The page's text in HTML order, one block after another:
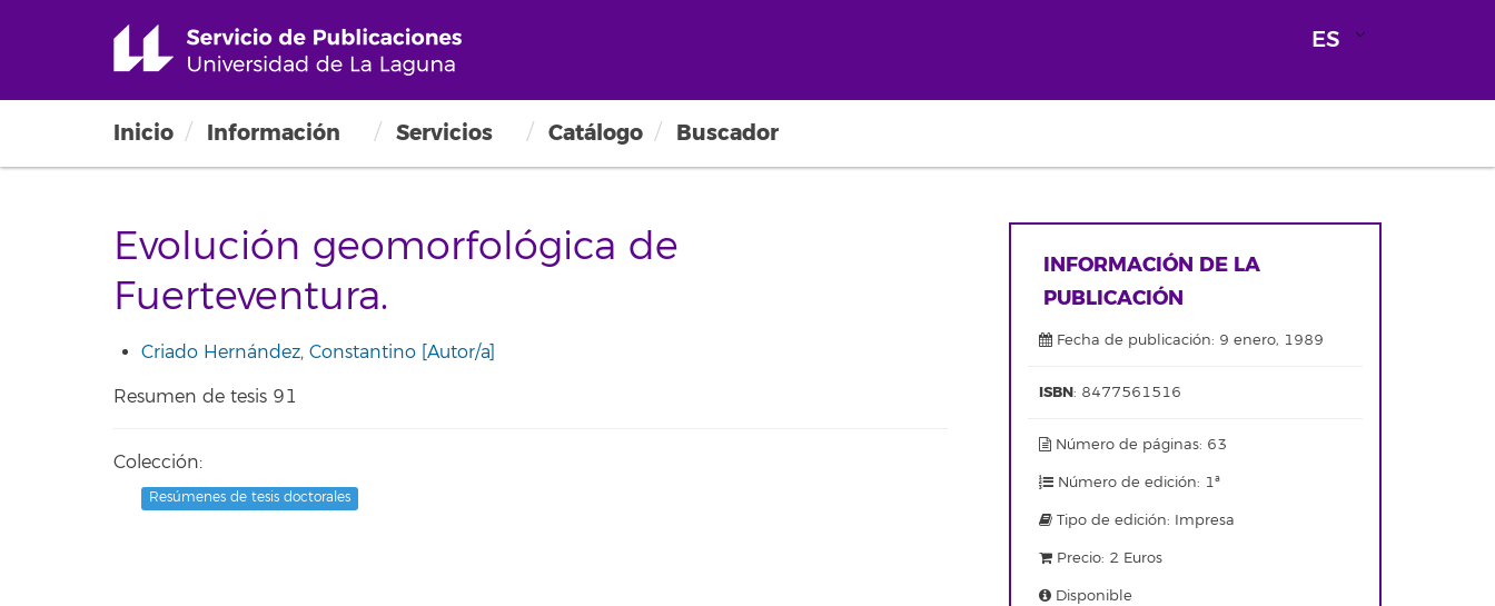
ES
Inicio Información Servicios Catálogo Buscador
Evolución geomorfológica de
Fuerteventura.
Criado Hernández, Constantino [Autor/a]
Resumen de tesis 91
Colección:
Resúmenes de tesis doctorales
INFORMACIÓN DE LA
PUBLICACIÓN
Fecha de publicación: 9 enero, 1989
ISBN: 8477561516
Número de páginas: 63
Número de edición: 1ª
Tipo de edición: Impresa
Precio: 2 Euros
Disponible